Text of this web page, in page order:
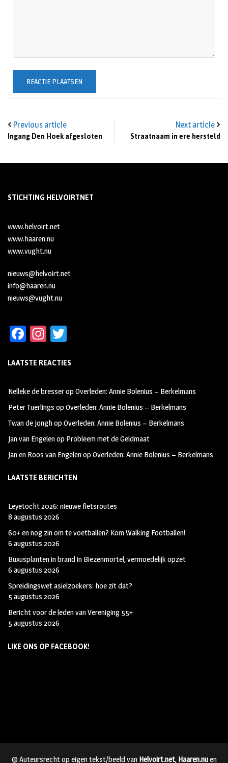
Previous article
Ingang Den Hoek afgesloten
Next article
Straatnaam in ere hersteld
STICHTING HELVOIRTNET
www.helvoirt.net
www.haaren.nu
www.vught.nu
nieuws@helvoirt.net
info@haaren.nu
nieuws@vught.nu
Fa
b
oo
k
In
ag
m
tt
LAATSTE REACTIES
Nelleke de bresseropOverleden: Annie Bolenius – Berkelmans
Peter Tuerlings opOverleden: Annie Bolenius – Berkelmans
Twan de JonghopOverleden: Annie Bolenius – Berkelmans
Jan van Engelenop Probleem met de Geldmaat
Jan en Roos van EngelenopOverleden: Annie Bolenius – Berkelmans
LAATSTE BERICHTEN
Leyetocht 2026: nieuwe fietsroutes
8 augustus 2026
60+ en nog zin om te voetballen? Kom Walking Footballen!
6 augustus 2026
Buxusplanten in brand in Biezenmortel, vermoedelijk opzet
6 augustus 2026
Spreidingswet asielzoekers: hoe zit dat?
5 augustus 2026
Bericht voor de leden van Vereniging 55+
5 augustus 2026
LIKE ONS OP FACEBOOK!
© Auteursrecht op eigen tekst/beeld van Helvoirt.net, Haaren.nuen